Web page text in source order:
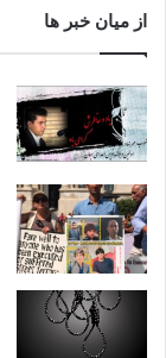
از میان خبر ها